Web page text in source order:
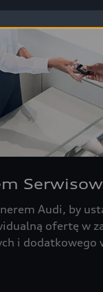
Audi, by
ofertę w
i dodatkowego